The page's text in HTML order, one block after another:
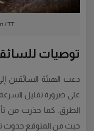
/ TT
توصيات
دعت الهيئة السائقين
على ضرورة تقليل
الطرق. كما حذرت من
حيث من المتوقع حدوث